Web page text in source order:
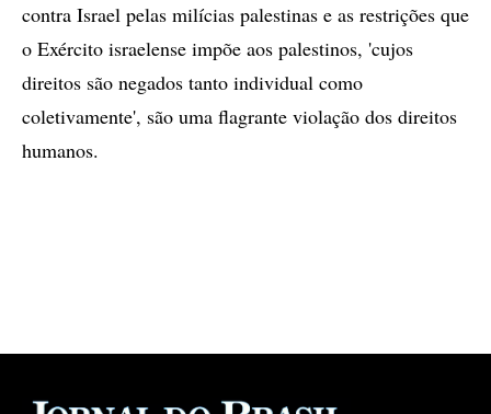
contra Israel pelas milícias palestinas e as restrições que
o Exército israelense impõe aos palestinos, 'cujos
direitos são negados tanto individual como
coletivamente', são uma flagrante violação dos direitos
humanos.